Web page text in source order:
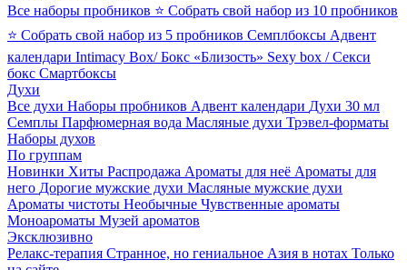
Все наборы пробников ⭐ Собрать свой набор из 10 пробников
⭐ Собрать свой набор из 5 пробников Семплбоксы Адвент
календари Intimacy Box/ Бокс «Близость» Sexy box / Секси
бокс Смартбоксы
Духи
Все духи Наборы пробников Адвент календари Духи 30 мл
Семплы Парфюмерная вода Масляные духи Трэвел-форматы
Наборы духов
По группам
Новинки Хиты Распродажа Ароматы для неё Ароматы для
него Дорогие мужские духи Масляные мужские духи
Ароматы чистоты Необычные Чувственные ароматы
Моноароматы Музей ароматов
Эксклюзивно
Релакс-терапия Странное, но гениальное Азия в нотах Только